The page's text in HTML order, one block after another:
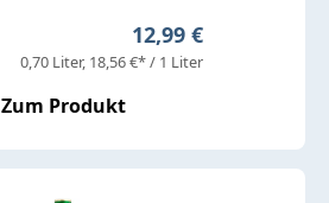
Regulärer Preis:
12,99 €
0,70 Liter 18,56 €* / 1 Liter
Zum Produkt